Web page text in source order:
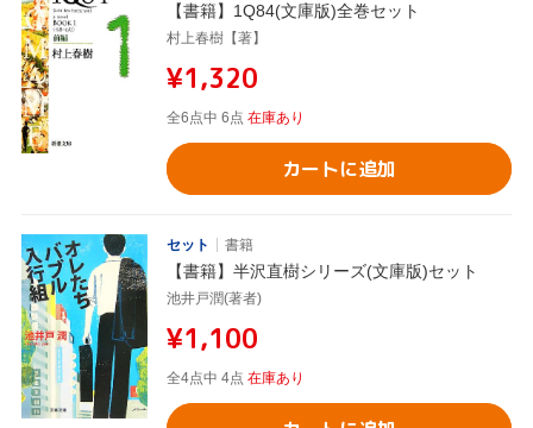
【書籍】1Q84(文庫版)全巻セット
村上春樹【著】
¥1,320
全6点中 6点 在庫あり
カートに追加
セット 書籍
【書籍】半沢直樹シリーズ(文庫版)セット
池井戸潤(著者)
¥1,100
全4点中 4点 在庫あり